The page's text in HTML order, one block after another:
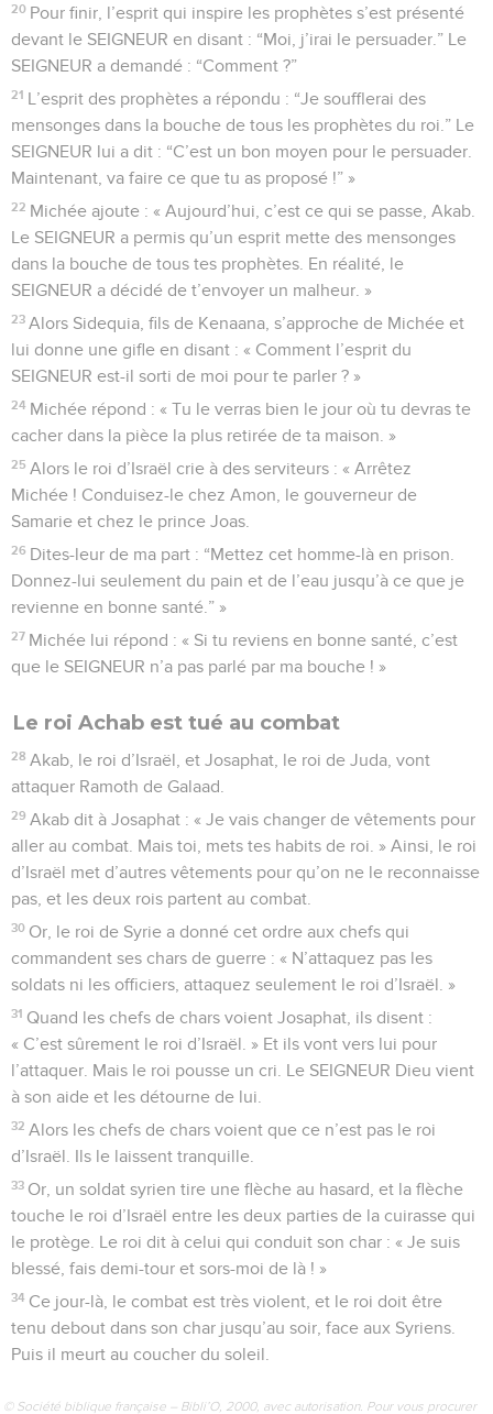
20 Pour finir, l’esprit qui inspire les prophètes s’est présenté
devant le SEIGNEUR en disant : “Moi, j’irai le persuader.” Le
SEIGNEUR a demandé : “Comment ?”
21 L’esprit des prophètes a répondu : “Je soufflerai des
mensonges dans la bouche de tous les prophètes du roi.” Le
SEIGNEUR lui a dit : “C’est un bon moyen pour le persuader.
Maintenant, va faire ce que tu as proposé !” »
22 Michée ajoute : « Aujourd’hui, c’est ce qui se passe, Akab.
Le SEIGNEUR a permis qu’un esprit mette des mensonges
dans la bouche de tous tes prophètes. En réalité, le
SEIGNEUR a décidé de t’envoyer un malheur. »
23 Alors Sidequia, fils de Kenaana, s’approche de Michée et
lui donne une gifle en disant : « Comment l’esprit du
SEIGNEUR est-il sorti de moi pour te parler ? »
24 Michée répond : « Tu le verras bien le jour où tu devras te
cacher dans la pièce la plus retirée de ta maison. »
25 Alors le roi d’Israël crie à des serviteurs : « Arrêtez
Michée ! Conduisez-le chez Amon, le gouverneur de
Samarie et chez le prince Joas.
26 Dites-leur de ma part : “Mettez cet homme-là en prison.
Donnez-lui seulement du pain et de l’eau jusqu’à ce que je
revienne en bonne santé.” »
27 Michée lui répond : « Si tu reviens en bonne santé, c’est
que le SEIGNEUR n’a pas parlé par ma bouche ! »
Le roi Achab est tué au combat
28 Akab, le roi d’Israël, et Josaphat, le roi de Juda, vont
attaquer Ramoth de Galaad.
29 Akab dit à Josaphat : « Je vais changer de vêtements pour
aller au combat. Mais toi, mets tes habits de roi. » Ainsi, le roi
d’Israël met d’autres vêtements pour qu’on ne le reconnaisse
pas, et les deux rois partent au combat.
30 Or, le roi de Syrie a donné cet ordre aux chefs qui
commandent ses chars de guerre : « N’attaquez pas les
soldats ni les officiers, attaquez seulement le roi d’Israël. »
31 Quand les chefs de chars voient Josaphat, ils disent :
« C’est sûrement le roi d’Israël. » Et ils vont vers lui pour
l’attaquer. Mais le roi pousse un cri. Le SEIGNEUR Dieu vient
à son aide et les détourne de lui.
32 Alors les chefs de chars voient que ce n’est pas le roi
d’Israël. Ils le laissent tranquille.
33 Or, un soldat syrien tire une flèche au hasard, et la flèche
touche le roi d’Israël entre les deux parties de la cuirasse qui
le protège. Le roi dit à celui qui conduit son char : « Je suis
blessé, fais demi-tour et sors-moi de là ! »
34 Ce jour-là, le combat est très violent, et le roi doit être
tenu debout dans son char jusqu’au soir, face aux Syriens.
Puis il meurt au coucher du soleil.
© Société biblique française – Bibli’O, 2000, avec autorisation. Pour vous procurer